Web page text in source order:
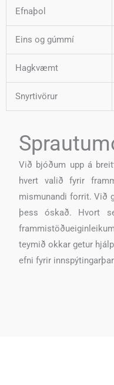
Efnaþol
Eins og gúmmí
Hagkvæmt
Snyrtivörur
Við bjóðum upp á
hvert valið fyrir
mismunandi forrit. Við
þess óskað. Hvort
teymið okkar getur
efni fyrir